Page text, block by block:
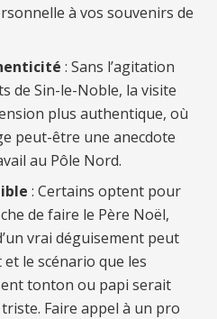
à vos souvenirs de
: Sans l’agitation
de Sin-le-Noble, la visite
plus authentique, où
peut-être une anecdote
au Pôle Nord.
: Certains optent pour
de faire le Père Noël,
vrai déguisement peut
le scénario que les
tonton ou papi serait
Faire appel à un pro